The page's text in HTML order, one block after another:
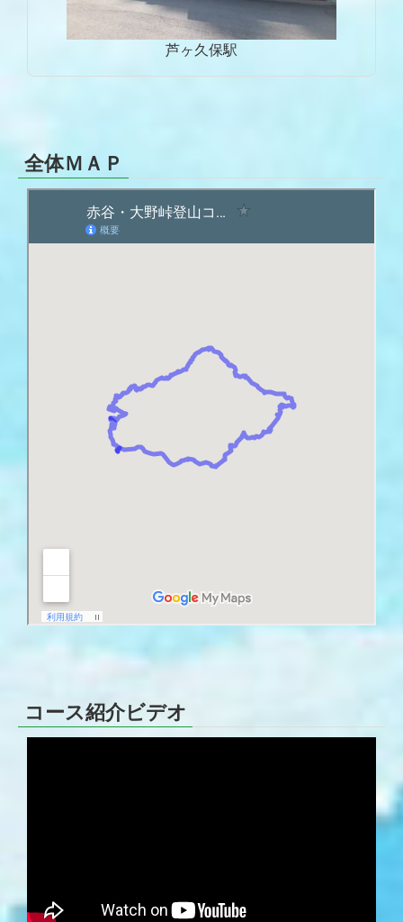
芦ヶ久保駅
全体ＭＡＰ
コース紹介ビデオ